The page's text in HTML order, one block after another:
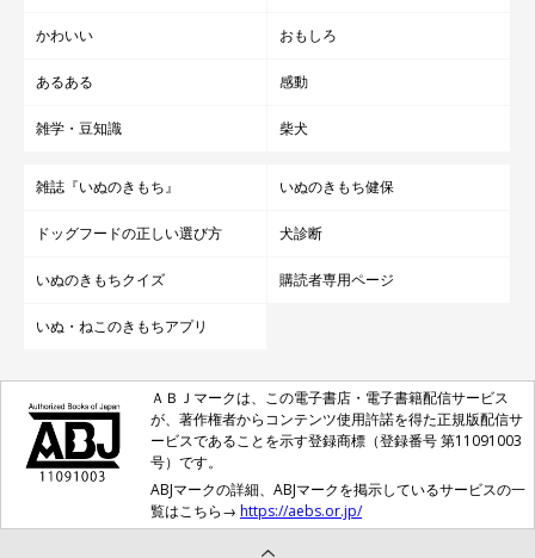
かわいい おもしろ
あるある 感動
雑学・豆知識 柴犬
雑誌『いぬのきもち』 いぬのきもち健保
ドッグフードの正しい選び方 犬診断
いぬのきもちクイズ 購読者専用ページ
いぬ・ねこのきもちアプリ
ＡＢＪマークは、この電子書店・電子書籍配信サービス
が、著作権者からコンテンツ使用許諾を得た正規版配信サ
ービスであることを示す登録商標（登録番号 第11091003
号）です。
ABJマークの詳細、ABJマークを掲示しているサービスの一
覧はこちら→ https://aebs.or.jp/